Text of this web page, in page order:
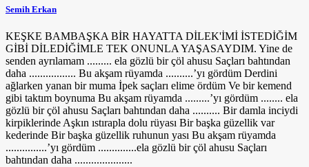
Semih Erkan
KEŞKE BAMBAŞKA BİR HAYATTA DİLEK'İMİ İSTEDİĞİM
GİBİ DİLEDİĞİMLE TEK ONUNLA YAŞASAYDIM. Yine de
senden ayrılamam ......... ela gözlü bir çöl ahusu Saçları bahtından
daha ................. Bu akşam rüyamda ..........’yı gördüm Derdini
ağlarken yanan bir muma İpek saçları elime ördüm Ve bir kemend
gibi taktım boynuma Bu akşam rüyamda .........’yı gördüm ........ ela
gözlü bir çöl ahusu Saçları bahtından daha .......... Bir damla inciydi
kirpiklerinde Aşkın ıstırapla dolu rüyası Bir başka güzellik var
kederinde Bir başka güzellik ruhunun yası Bu akşam rüyamda
...............’yı gördüm ..............ela gözlü bir çöl ahusu Saçları
bahtından daha .....................